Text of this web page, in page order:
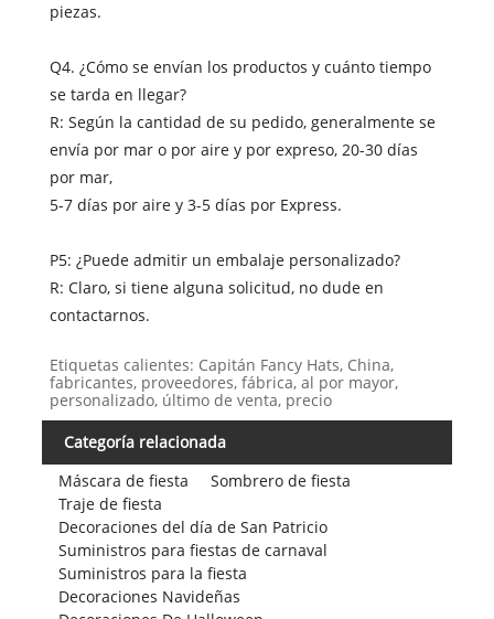
piezas.
Q4. ¿Cómo se envían los productos y cuánto tiempo
se tarda en llegar?
R: Según la cantidad de su pedido, generalmente se
envía por mar o por aire y por expreso, 20-30 días
por mar,
5-7 días por aire y 3-5 días por Express.
P5: ¿Puede admitir un embalaje personalizado?
R: Claro, si tiene alguna solicitud, no dude en
contactarnos.
Etiquetas calientes: Capitán Fancy Hats, China,
fabricantes, proveedores, fábrica, al por mayor,
personalizado, último de venta, precio
Categoría relacionada
Máscara de fiesta
Sombrero de fiesta
Traje de fiesta
Decoraciones del día de San Patricio
Suministros para fiestas de carnaval
Suministros para la fiesta
Decoraciones Navideñas